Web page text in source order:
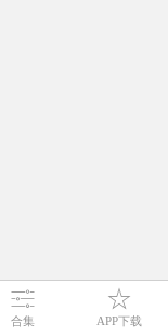
合集 APP下载